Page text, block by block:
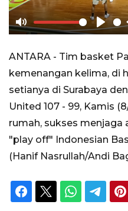
Mute Play
ANTARA - Tim basket
kemenangan kelima, di
setianya di Surabaya
United 107 - 99, Kamis
rumah, sukses
"play off" Indonesian
(Hanif Nasrullah/Andi